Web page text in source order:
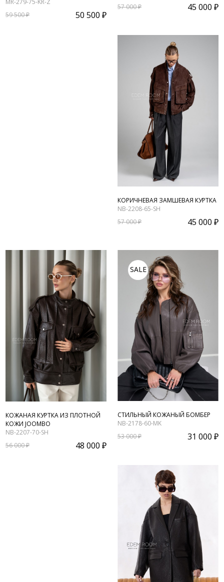
MR-279-75-KR-Z
59 500 ₽
50 500 ₽
57 000 ₽
45 000 ₽
КОРИЧНЕВАЯ ЗАМШЕВАЯ КУРТКА
NB-2208-65-SH
57 000 ₽
45 000 ₽
КОЖАНАЯ КУРТКА ИЗ ПЛОТНОЙ
КОЖИ JOOMBO
NB-2207-70-SH
56 000 ₽
48 000 ₽
SALE
СТИЛЬНЫЙ КОЖАНЫЙ БОМБЕР
NB-2178-60-MK
53 000 ₽
31 000 ₽